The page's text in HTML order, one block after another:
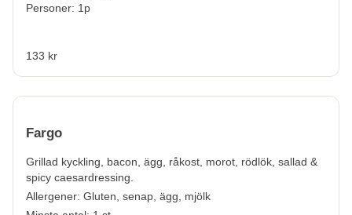
Personer: 1p
133 kr
Fargo
Grillad kyckling, bacon, ägg, råkost, morot, rödlök, sallad &
spicy caesardressing.
Allergener: Gluten, senap, ägg, mjölk